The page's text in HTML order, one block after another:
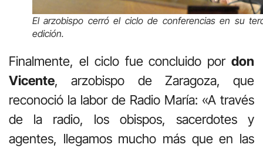
El arzobispo cerró el ciclo de conferencias en su
edición.
Finalmente, el ciclo fue concluido por don
Vicente, arzobispo de Zaragoza, que
reconoció la labor de Radio María: «A través
de la radio, los obispos, sacerdotes y
agentes, llegamos mucho más que en las